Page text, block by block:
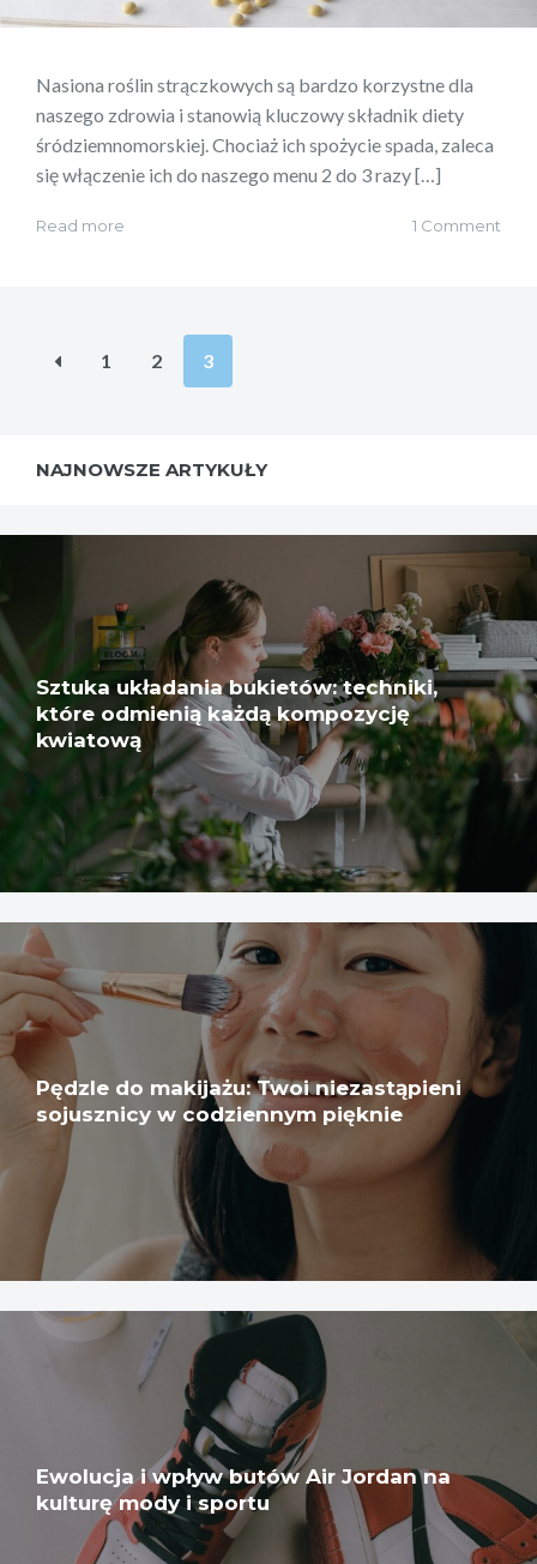
Nasiona roślin strączkowych są bardzo korzystne dla
naszego zdrowia i stanowią kluczowy składnik diety
śródziemnomorskiej. Chociaż ich spożycie spada, zaleca
się włączenie ich do naszego menu 2 do 3 razy […]
Read more 1 Comment
Stronicowanie
1 2 3
NAJNOWSZE ARTYKUŁY
Sztuka układania bukietów: techniki,
które odmienią każdą kompozycję
kwiatową
Pędzle do makijażu: Twoi niezastąpieni
sojusznicy w codziennym pięknie
Ewolucja i wpływ butów Air Jordan na
kulturę mody i sportu